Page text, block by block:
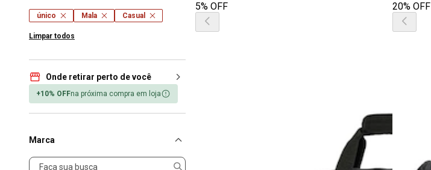
único Mala Casual
Limpar todos
Onde retirar perto de você
+10% OFFna próxima compra em loja
Marca
Marca
5% OFF 20% OFF